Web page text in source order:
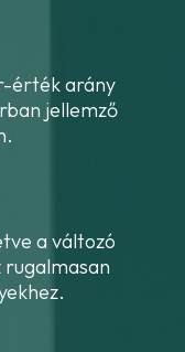
érték arány
jellemző
a változó